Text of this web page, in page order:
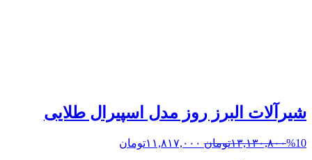
شیرآلات البرز روز مدل اسپیرال طلایی
%10۱۳,۱۳۰,۸۰۰تومان ۱۱,۸۱۷,۰۰۰تومان